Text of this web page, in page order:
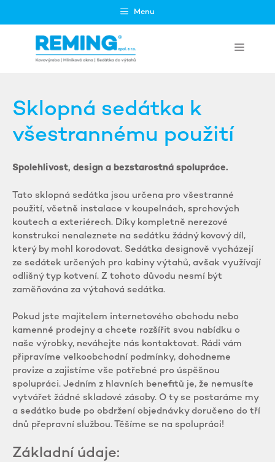
Menu
Menu
Sklopná sedátka k
všestrannému použití
Spolehlivost, design a bezstarostná spolupráce.
Tato sklopná sedátka jsou určena pro všestranné
použití, včetně instalace v koupelnách, sprchových
koutech a exteriérech. Díky kompletně nerezové
konstrukci nenaleznete na sedátku žádný kovový díl,
který by mohl korodovat. Sedátka designově vycházejí
ze sedátek určených pro kabiny výtahů, avšak využívají
odlišný typ kotvení. Z tohoto důvodu nesmí být
zaměňována za výtahová sedátka.
Pokud jste majitelem internetového obchodu nebo
kamenné prodejny a chcete rozšířit svou nabídku o
naše výrobky, neváhejte nás kontaktovat. Rádi vám
připravíme velkoobchodní podmínky, dohodneme
provize a zajistíme vše potřebné pro úspěšnou
spolupráci. Jedním z hlavních benefitů je, že nemusíte
vytvářet žádné skladové zásoby. O ty se postaráme my
a sedátko bude po obdržení objednávky doručeno do tří
dnů přepravní službou. Těšíme se na spolupráci!
Základní údaje: